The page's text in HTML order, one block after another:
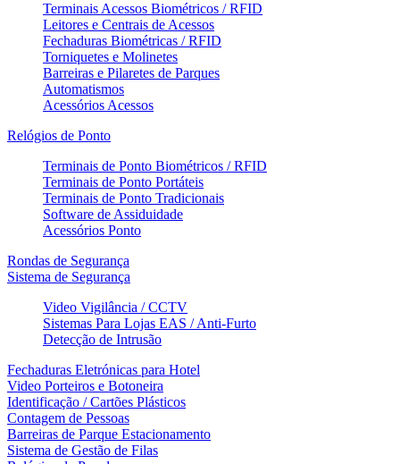
Terminais Acessos Biométricos / RFID
Leitores e Centrais de Acessos
Fechaduras Biométricas / RFID
Torniquetes e Molinetes
Barreiras e Pilaretes de Parques
Automatismos
Acessórios Acessos
Relógios de Ponto
Terminais de Ponto Biométricos / RFID
Terminais de Ponto Portáteis
Terminais de Ponto Tradicionais
Software de Assiduidade
Acessórios Ponto
Rondas de Segurança
Sistema de Segurança
Video Vigilância / CCTV
Sistemas Para Lojas EAS / Anti-Furto
Detecção de Intrusão
Fechaduras Eletrónicas para Hotel
Video Porteiros e Botoneira
Identificação / Cartões Plásticos
Contagem de Pessoas
Barreiras de Parque Estacionamento
Sistema de Gestão de Filas